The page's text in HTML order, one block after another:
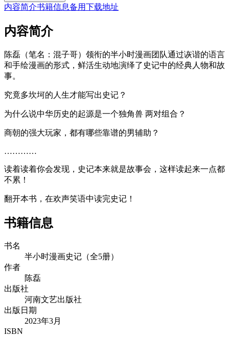
内容简介书籍信息备用下载地址
内容简介
陈磊（笔名：混子哥）领衔的半小时漫画团队通过诙谐的语言
和手绘漫画的形式，鲜活生动地演绎了史记中的经典人物和故
事。
究竟多坎坷的人生才能写出史记？
为什么说中华历史的起源是一个独角兽 两对组合？
商朝的强大玩家，都有哪些靠谱的男辅助？
…………
读着读着你会发现，史记本来就是故事会，这样读起来一点都
不累！
翻开本书，在欢声笑语中读完史记！
书籍信息
书名
半小时漫画史记（全5册）
作者
陈磊
出版社
河南文艺出版社
出版日期
2023年3月
ISBN